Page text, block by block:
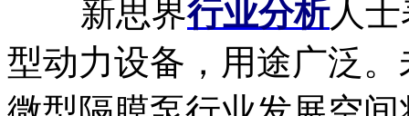
新思界行业分析人
型动力设备，用途广泛